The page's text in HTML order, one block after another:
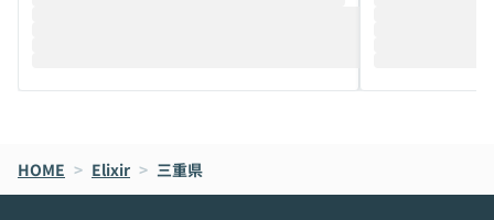
メルカリでの判断基準をもとに「なぜClau
oworkの基本的な機能をご紹介いただきま
す。 続く公開デモでは、実際にCoworkを
それぞれの本当
ント構築の最前
HOME > Elixir > 三重県